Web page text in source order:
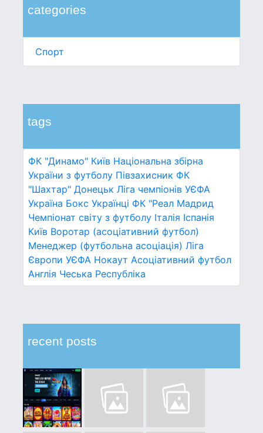
categories
Спорт
tags
ФК "Динамо" Київ Національна збірна
України з футболу Півзахисник ФК
"Шахтар" Донецьк Ліга чемпіонів УЄФА
Україна Бокс Українці ФК "Реал Мадрид
Чемпіонат світу з футболу Італія Іспанія
Київ Воротар (асоціативний футбол)
Менеджер (футбольна асоціація) Ліга
Європи УЄФА Нокаут Асоціативний футбол
Англія Чеська Республіка
recent posts